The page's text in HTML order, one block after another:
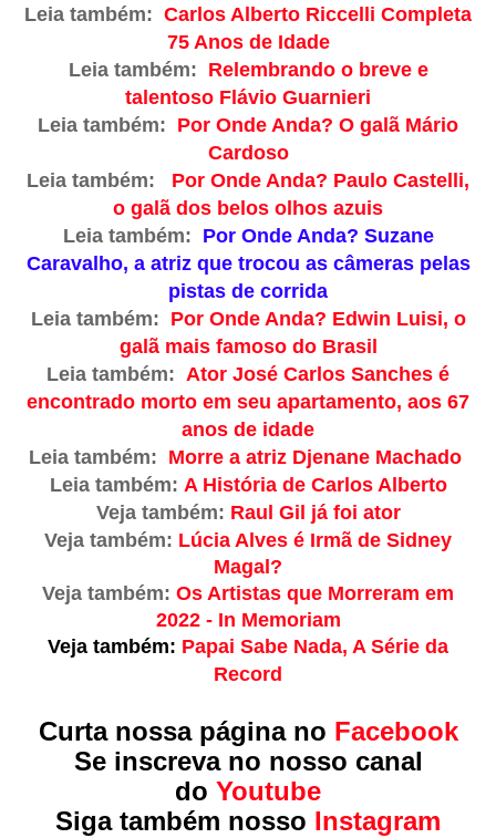
Leia também: Carlos Alberto Riccelli Completa
75 Anos de Idade
Leia também: Relembrando o breve e
talentoso Flávio Guarnieri
Leia também: Por Onde Anda? O galã Mário
Cardoso
Leia também: Por Onde Anda? Paulo Castelli,
o galã dos belos olhos azuis
Leia também: Por Onde Anda? Suzane
Caravalho, a atriz que trocou as câmeras pelas
pistas de corrida
Leia também: Por Onde Anda? Edwin Luisi, o
galã mais famoso do Brasil
Leia também: Ator José Carlos Sanches é
encontrado morto em seu apartamento, aos 67
anos de idade
Leia também: Morre a atriz Djenane Machado
Leia também: A História de Carlos Alberto
Veja também: Raul Gil já foi ator
Veja também: Lúcia Alves é Irmã de Sidney
Magal?
Veja também: Os Artistas que Morreram em
2022 - In Memoriam
Veja também: Papai Sabe Nada, A Série da
Record
Curta nossa página no Facebook
Se inscreva no nosso canal
do Youtube
Siga também nosso Instagram